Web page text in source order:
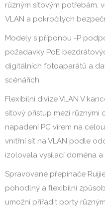
různým síťovým potřebám,
VLAN a pokročilých
Modely s příponou -P
požadavky PoE
digitálních fotoaparátů a
scénářích.
Flexibilní divize VLAN V
síťový přístup mezi různými
napadení PC virem na
vnitřní síť na VLAN podle
izolovala vysílací doména a
Spravované přepínače
pohodlný a flexibilní
umožní přiřadit porty